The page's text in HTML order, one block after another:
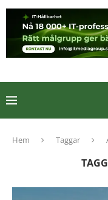
Hem Taggar